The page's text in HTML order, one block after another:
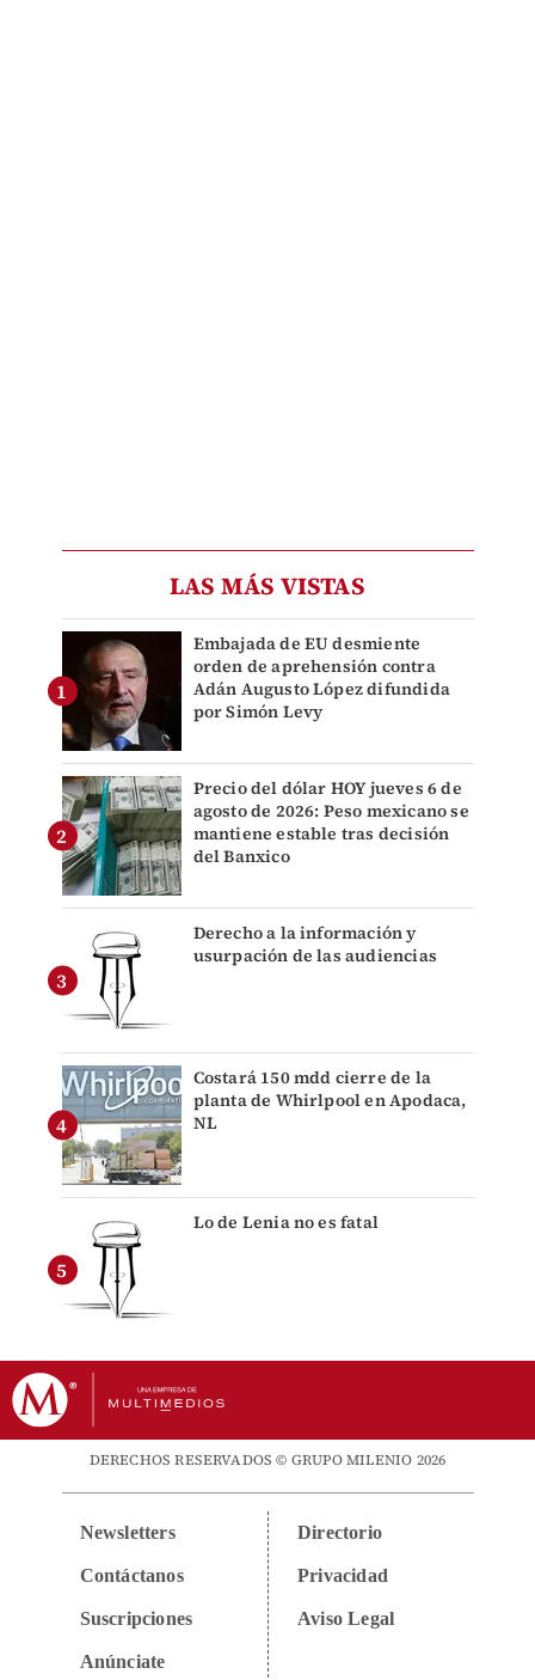
LAS MÁS VISTAS
Embajada de EU desmiente
orden de aprehensión contra
Adán Augusto López difundida
por Simón Levy
Precio del dólar HOY jueves 6 de
agosto de 2026: Peso mexicano se
mantiene estable tras decisión
del Banxico
Derecho a la información y
usurpación de las audiencias
Costará 150 mdd cierre de la
planta de Whirlpool en Apodaca,
NL
Lo de Lenia no es fatal
DERECHOS RESERVADOS © GRUPO MILENIO 2026
Newsletters
Contáctanos
Suscripciones
Anúnciate
Directorio
Privacidad
Aviso Legal